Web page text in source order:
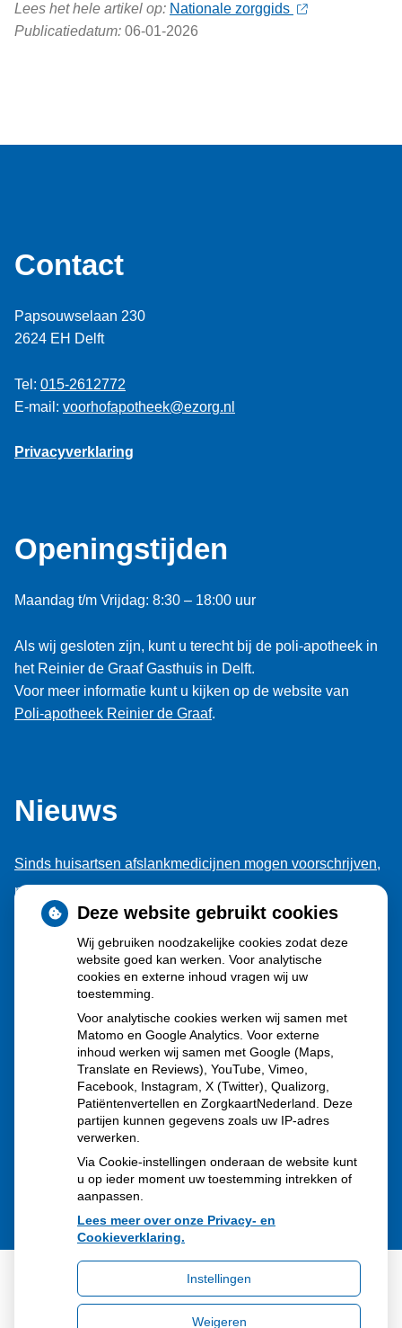
Lees het hele artikel op: Nationale zorggids
Publicatiedatum: 06-01-2026
Contact
Papsouwselaan 230
2624 EH Delft
Tel: 015-2612772
E-mail: voorhofapotheek@ezorg.nl
Privacyverklaring
Openingstijden
Maandag t/m Vrijdag: 8:30 – 18:00 uur
Als wij gesloten zijn, kunt u terecht bij de poli-apotheek in
het Reinier de Graaf Gasthuis in Delft.
Voor meer informatie kunt u kijken op de website van
Poli-apotheek Reinier de Graaf.
Nieuws
Sinds huisartsen afslankmedicijnen mogen voorschrijven,
neemt gebruik toe
Schurft sinds corona geen vergeten ziekte meer: aantal
uitbraken fors gestegen
Stoppen met afslankmedicijnen betekent zonder
leefstijlaanpassingen weer gewichtstoename
Kookadvies drinkwater in provincie Utrecht vanwege
besmetting
Terugroepactie babyvoeding Nestlé: bacterie kan baby’s
ziek maken
Deze website gebruikt cookies
Wij gebruiken noodzakelijke cookies zodat deze
website goed kan werken. Voor analytische
cookies en externe inhoud vragen wij uw
toestemming.
Voor analytische cookies werken wij samen met
Matomo en Google Analytics. Voor externe
inhoud werken wij samen met Google (Maps,
Translate en Reviews), YouTube, Vimeo,
Facebook, Instagram, X (Twitter), Qualizorg,
Patiëntenvertellen en ZorgkaartNederland. Deze
partijen kunnen gegevens zoals uw IP-adres
verwerken.
Via Cookie-instellingen onderaan de website kunt
u op ieder moment uw toestemming intrekken of
aanpassen.
Lees meer over onze Privacy- en
Cookieverklaring.
Instellingen
Weigeren